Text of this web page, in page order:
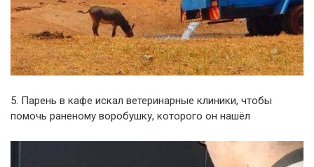
5. Парень в кафе искал ветеринарные клиники, чтобы
помочь раненому воробушку, которого он нашёл